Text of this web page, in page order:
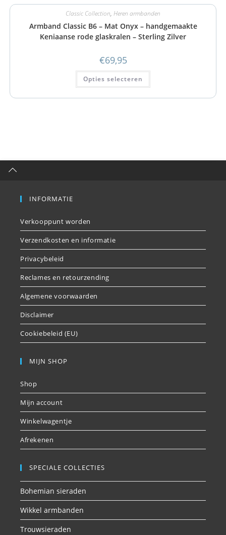
Classic Collection, Heren armbanden
Armband Classic B6 – Mat Onyx – handgemaakte
Keniaanse rode glaskralen – Sterling Zilver
€69,95
Opties selecteren
INFORMATIE
Verkooppunt worden
Verzendkosten en informatie
Privacybeleid
Reclames en retourzending
Algemene voorwaarden
Disclaimer
Cookiebeleid (EU)
MIJN SHOP
Shop
Mijn account
Winkelwagentje
Afrekenen
SPECIALE COLLECTIES
Bohemian sieraden
Wikkel armbanden
Trouwsieraden